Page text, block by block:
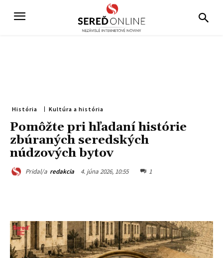
História Kultúra a história
Pomôžte pri hľadaní histórie
zbúraných seredských
núdzových bytov
Pridal/a redakcia 4. júna 2026, 10:55 1